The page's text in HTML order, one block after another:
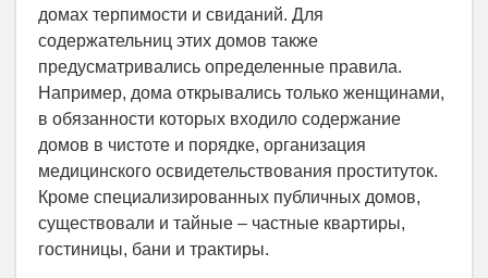
домах терпимости и свиданий. Для
содержательниц этих домов также
предусматривались определенные правила.
Например, дома открывались только женщинами,
в обязанности которых входило содержание
домов в чистоте и порядке, организация
медицинского освидетельствования проституток.
Кроме специализированных публичных домов,
существовали и тайные – частные квартиры,
гостиницы, бани и трактиры.